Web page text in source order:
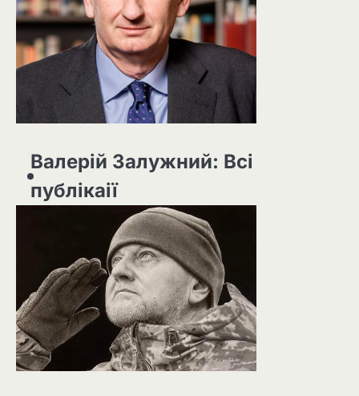
Валерій Залужний: Всі
публікаії